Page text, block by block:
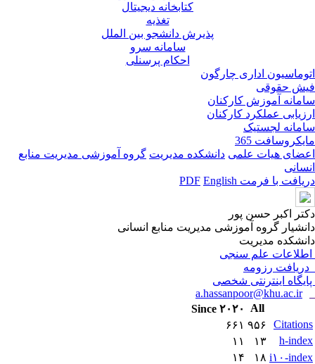
کتابخانه دیجیتال
تغذیه
پذیرش دانشجو بین الملل
سامانه سرو
احکام پرسنلی
اتوماسیون اداری چارگون
فیش حقوقی
سامانه آموزش کارکنان
ارزیابی عملکرد کارکنان
سامانه لجستیک
مایکروسافت 365
اعضای هیات علمی دانشکده مدیریت گروه آموزشی مدیریت منابع
انسانی
دریافت با فرمت PDF English
دکتر اکبر حسن پور
دانشیار گروه آموزشی مدیریت منابع انسانی
دانشکده مدیریت
اطلاعات علم سنجی
دریافت رزومه
پایگاه اینترنتی شخصی
a.hassanpoor@khu.ac.ir
All
Since ۲۰۲۰
Citations
۹۵۶ ۶۶۱
h-index
۱۳
۱۱
i۱۰-index ۱۸
۱۴